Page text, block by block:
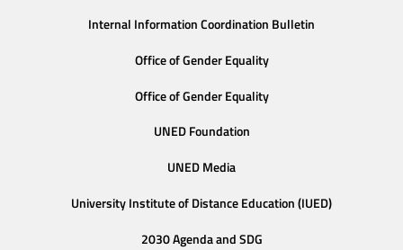
Internal Information Coordination Bulletin
Office of Gender Equality
Office of Gender Equality
UNED Foundation
UNED Media
University Institute of Distance Education (IUED)
2030 Agenda and SDG